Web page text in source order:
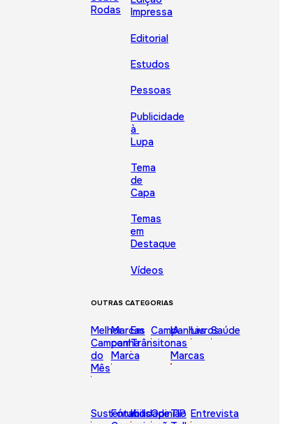
Rodas
Impressa
Editorial
Estudos
Pessoas
Publicidade
à
Lupa
Tema
de
Capa
Temas
em
Destaque
Vídeos
OUTRAS CATEGORIAS
Melhor
Campanha
do
Mês
Marcas
com
Marca
Em
Trânsito
Campanhas
IA
nas
Marcas
LivrosSaúde
Sustentabilidade
FórumKidsOpinião
TIP Entrevista